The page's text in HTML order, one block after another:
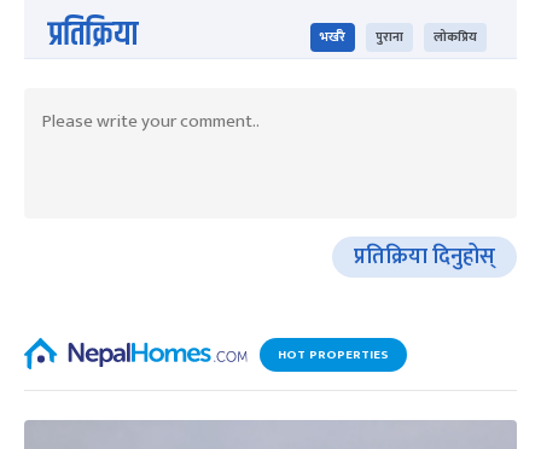
प्रतिक्रिया भर्खरै पुराना लोकप्रिय
प्रतिक्रिया दिनुहोस्
HOT PROPERTIES